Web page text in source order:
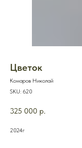
Цветок
Комаров Николай
SKU: 620
325 000 р.
2024г